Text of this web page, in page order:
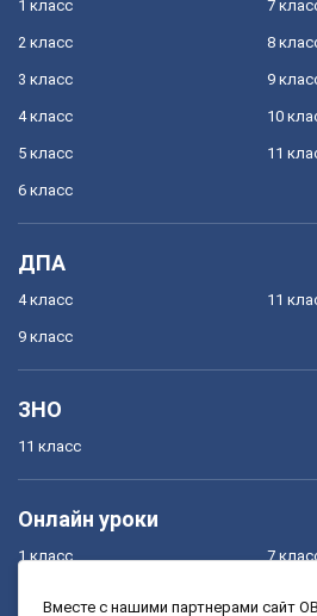
1 класс
2 класс
3 класс
4 класс
5 класс
6 класс
7
8
9
10
11
ДПА
4 класс
9 класс
11
ЗНО
11 класс
Онлайн уроки
1 класс 7
Вместе с нашими партнерами сайт